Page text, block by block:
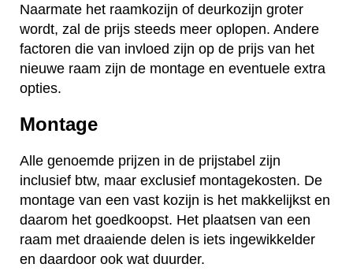
Naarmate het raamkozijn of deurkozijn groter
wordt, zal de prijs steeds meer oplopen. Andere
factoren die van invloed zijn op de prijs van het
nieuwe raam zijn de montage en eventuele extra
opties.
Montage
Alle genoemde prijzen in de prijstabel zijn
inclusief btw, maar exclusief montagekosten. De
montage van een vast kozijn is het makkelijkst en
daarom het goedkoopst. Het plaatsen van een
raam met draaiende delen is iets ingewikkelder
en daardoor ook wat duurder.